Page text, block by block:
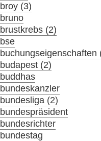
broy (3)
bruno
brustkrebs (2)
bse
buchungseigenschaften
budapest (2)
buddhas
bundeskanzler
bundesliga (2)
bundespräsident
bundesrichter
bundestag